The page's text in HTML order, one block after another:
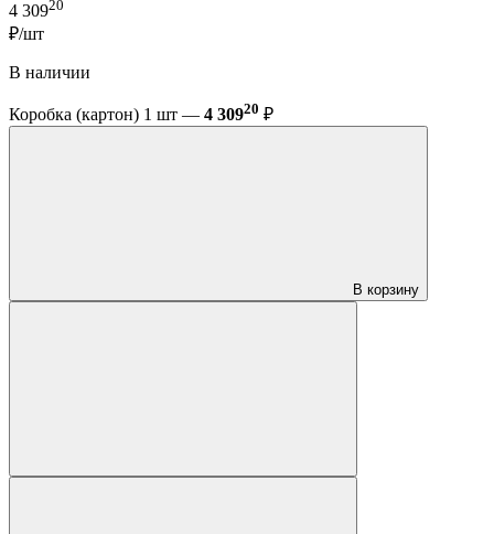
4 30920
₽/шт
В наличии
Коробка (картон) 1 шт — 4 30920 ₽
В корзину